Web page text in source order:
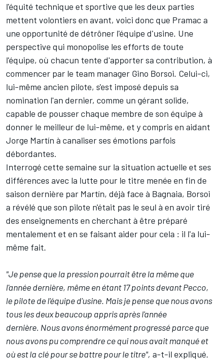
l'équité technique et sportive que les deux parties
mettent volontiers en avant, voici donc que Pramac a
une opportunité de détrôner l'équipe d'usine. Une
perspective qui monopolise les efforts de toute
l'équipe, où chacun tente d'apporter sa contribution, à
commencer par le team manager Gino Borsoi. Celui-ci,
lui-même ancien pilote, s'est imposé depuis sa
nomination l'an dernier, comme un gérant solide,
capable de pousser chaque membre de son équipe à
donner le meilleur de lui-même, et y compris en aidant
Jorge Martín à canaliser ses émotions parfois
débordantes.
Interrogé cette semaine sur la situation actuelle et ses
différences avec la lutte pour le titre menée en fin de
saison dernière par Martín, déjà face à Bagnaia, Borsoi
a révélé que son pilote n'était pas le seul à en avoir tiré
des enseignements en cherchant à être préparé
mentalement et en se faisant aider pour cela : il l'a lui-
même fait.
"Je pense que la pression pourrait être la même que
l'année dernière, même en étant 17 points devant Pecco,
le pilote de l'équipe d'usine. Mais je pense que nous avons
tous les deux beaucoup appris après l'année
dernière. Nous avons énormément progressé parce que
nous avons pu comprendre ce qui nous avait manqué et
où est la clé pour se battre pour le titre", a-t-il expliqué.